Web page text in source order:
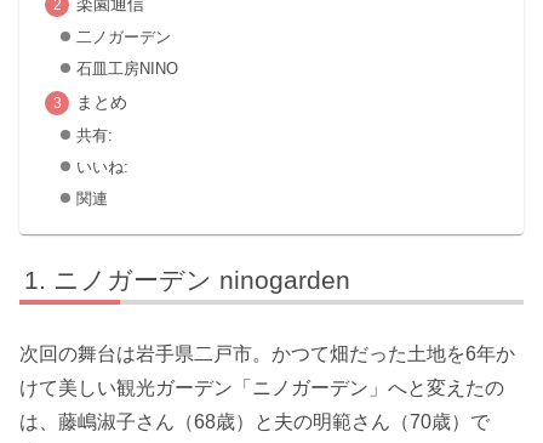
楽園通信
二ノガーデン
石皿工房NINO
まとめ
共有:
いいね:
関連
ニノガーデン ninogarden
次回の舞台は岩手県二戸市。かつて畑だった土地を6年か
けて美しい観光ガーデン「ニノガーデン」へと変えたの
は、藤嶋淑子さん（68歳）と夫の明範さん（70歳）で